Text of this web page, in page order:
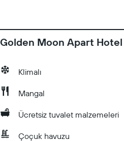
Golden Moon Apart
Klimalı
Mangal
Ücretsiz tuvalet malzemeleri
Çoçuk havuzu